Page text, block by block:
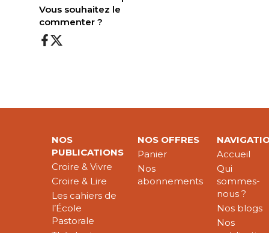
Vous souhaitez le
commenter ?
NOS
PUBLICATIONS
Croire & Vivre
Croire & Lire
Les cahiers de
l’École
Pastorale
NOS OFFRES
Panier
Nos
abonnements
Accueil
Qui
sommes-
nous ?
Nos blogs
Nos